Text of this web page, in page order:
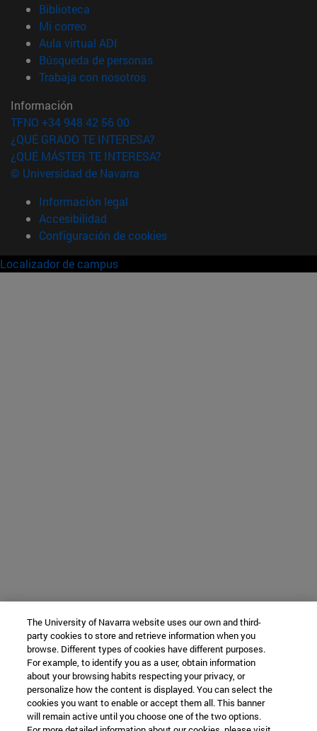
Biblioteca
Mi correo(abre en nueva ventana)
Aula virtual ADI
Búsqueda de personas(abre en nueva ventana)
Trabaja con nosotros(abre en nueva ventana)
Información
TFNO +34 948 42 56 00
¿QUÉ GRADO TE INTERESA?
¿QUÉ MÁSTER TE INTERESA?
© Universidad de Navarra
Información legal
Accesibilidad
Configuración de cookies
Localizador de campus
The University of Navarra website uses our own and third-
party cookies to store and retrieve information when you
browse. Different types of cookies have different purposes.
For example, to identify you as a user, obtain information
about your browsing habits respecting your privacy, or
personalize how the content is displayed. You can select the
cookies you want to enable or accept them all. This banner
will remain active until you choose one of the two options.